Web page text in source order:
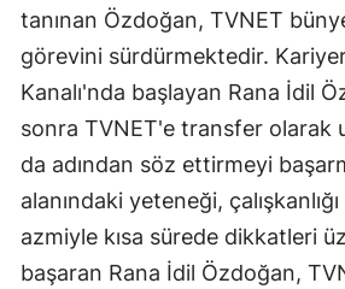
tanınan Özdoğan, TVNET
görevini sürdürmektedir.
Kanalı'nda başlayan Rana İdil
sonra TVNET'e transfer olarak
da adından söz ettirmeyi
alanındaki yeteneği,
azmiyle kısa sürede dikkatleri
başaran Rana İdil Özdoğan,